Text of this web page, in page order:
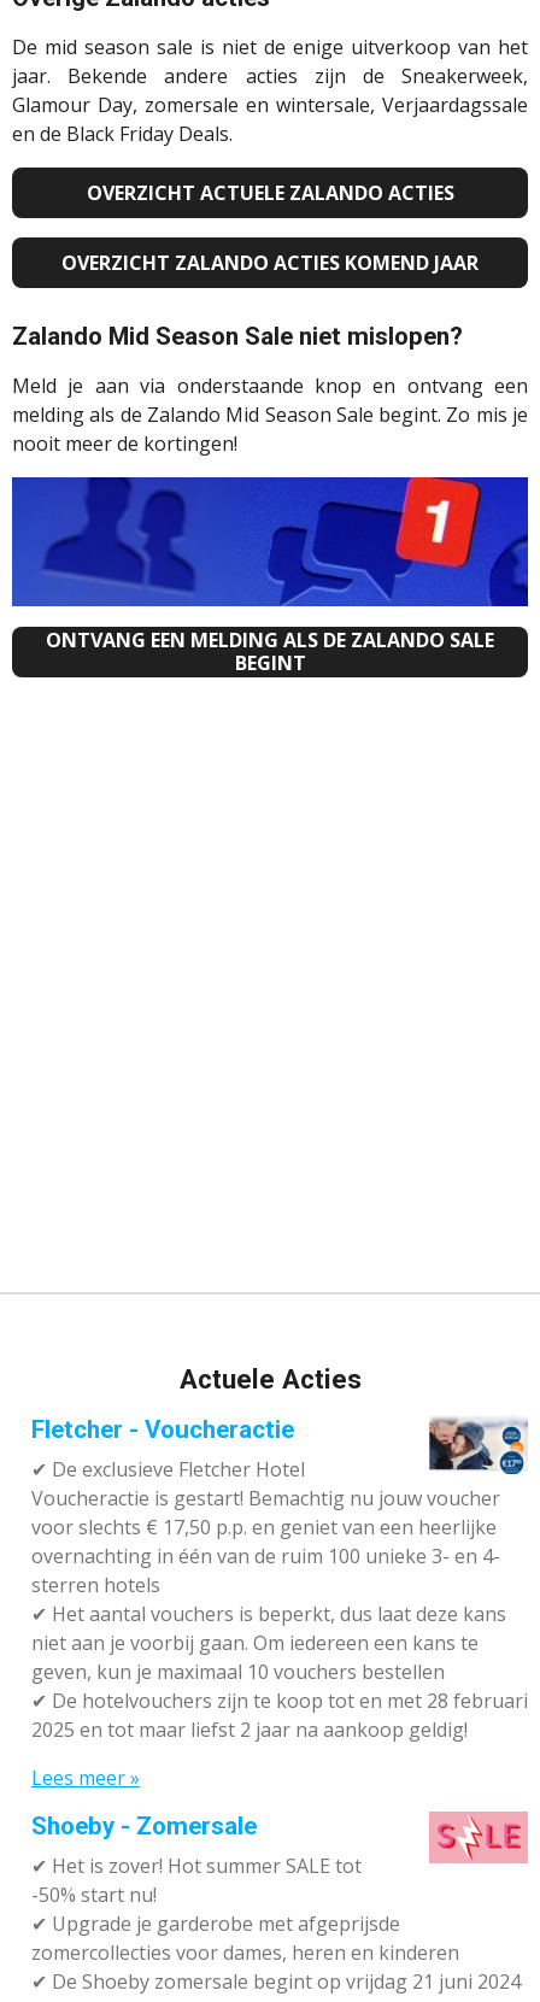
De mid season sale is niet de enige uitverkoop van het
jaar. Bekende andere acties zijn de Sneakerweek,
Glamour Day, zomersale en wintersale, Verjaardagssale
en de Black Friday Deals.
OVERZICHT ACTUELE ZALANDO ACTIES
OVERZICHT ZALANDO ACTIES KOMEND JAAR
Zalando Mid Season Sale niet mislopen?
Meld je aan via onderstaande knop en ontvang een
melding als de Zalando Mid Season Sale begint. Zo mis je
nooit meer de kortingen!
ONTVANG EEN MELDING ALS DE ZALANDO SALE
BEGINT
Actuele Acties
Fletcher - Voucheractie
✔ De exclusieve Fletcher Hotel
Voucheractie is gestart! Bemachtig nu jouw voucher
voor slechts € 17,50 p.p. en geniet van een heerlijke
overnachting in één van de ruim 100 unieke 3- en 4-
sterren hotels
✔ Het aantal vouchers is beperkt, dus laat deze kans
niet aan je voorbij gaan. Om iedereen een kans te
geven, kun je maximaal 10 vouchers bestellen
✔ De hotelvouchers zijn te koop tot en met 28 februari
2025 en tot maar liefst 2 jaar na aankoop geldig!
Lees meer »
Shoeby - Zomersale
✔ Het is zover! Hot summer SALE tot
-50% start nu!
✔ Upgrade je garderobe met afgeprijsde
zomercollecties voor dames, heren en kinderen
✔ De Shoeby zomersale begint op vrijdag 21 juni 2024